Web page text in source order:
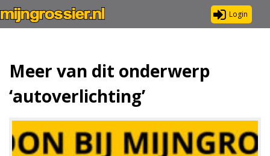
Login
Meer van dit onderwerp
‘autoverlichting’